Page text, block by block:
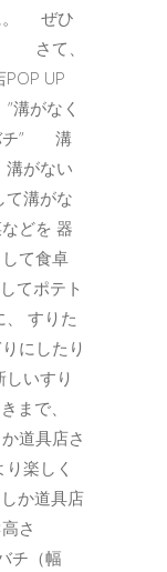
。 ぜひ
さて、
UP
溝がなく
チ” 溝
溝がない
て溝がな
どを 器
て食卓
てポテト
すりた
にしたり
いすり
で、
道具店さ
楽しく
か道具店
さ
チ（幅